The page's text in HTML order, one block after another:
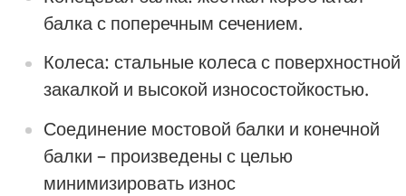
балка с поперечным сечением.
Колеса: стальные колеса с поверхностной
закалкой и высокой износостойкостью.
Соединение мостовой балки и конечной
балки – произведены с целью
минимизировать износ